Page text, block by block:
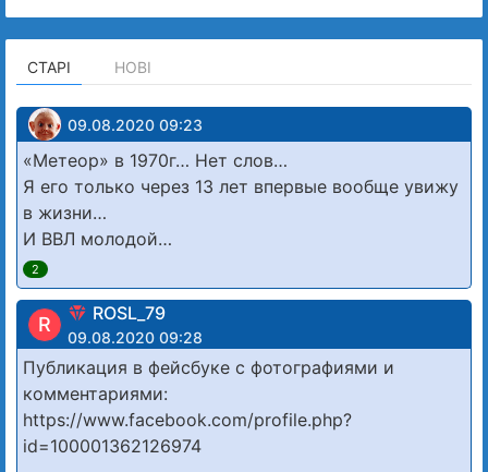
СТАРІ НОВІ
09.08.2020 09:23
«Метеор» в 1970г… Нет слов…
Я его только через 13 лет впервые вообще увижу
в жизни…
И ВВЛ молодой…
2
R ROSL_79
09.08.2020 09:28
Публикация в фейсбуке с фотографиями и
комментариями:
https://www.facebook.com/profile.php?
id=100001362126974